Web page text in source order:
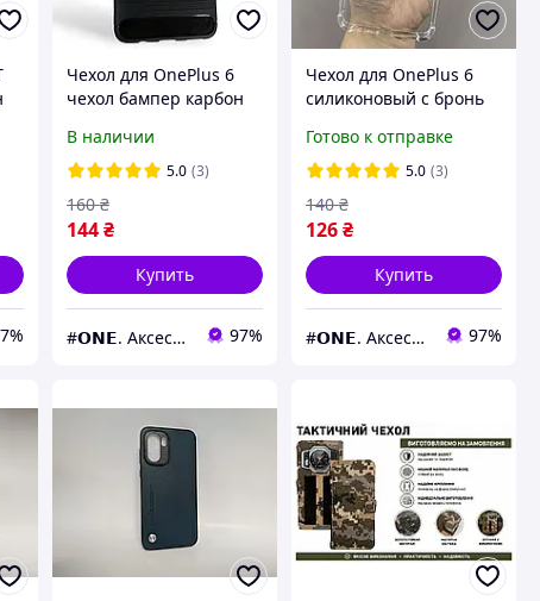
Чехол для OnePlus 6
чехол бампер карбон
черный pls
В наличии
5.0 (3)
144 ₴
160 ₴
Купить
#𝗢𝗡𝗘. Аксессуары к смартфонам 97%
Чехол для OnePlus 6
силиконовый с бронь
ванплас 6 прозрачный
ttp
Готово к отправке
5.0 (3)
126₴
140 ₴
Купить
#𝗢𝗡𝗘. Аксессуары к смартфонам 97%